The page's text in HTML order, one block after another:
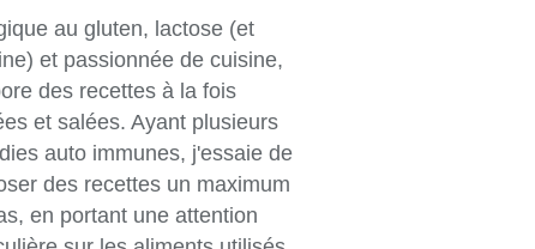
au gluten, lactose (et
et passionnée de cuisine,
des recettes à la fois
et salées. Ayant plusieurs
auto immunes, j'essaie de
des recettes un maximum
en portant une attention